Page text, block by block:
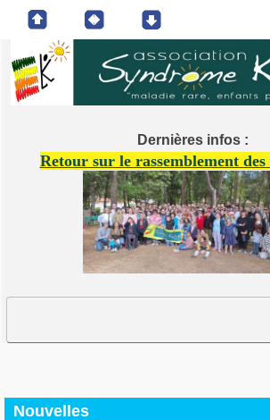
Dernières infos :
Retour sur le rassemblement
Nouvelles